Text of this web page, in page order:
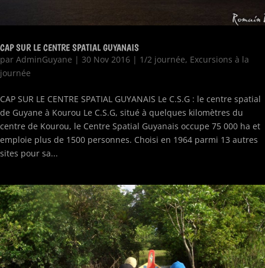
CAP SUR LE CENTRE SPATIAL GUYANAIS
par AdminGuyane | 30 Nov 2016 | 1/2 journée, Excursions à la
journée
CAP SUR LE CENTRE SPATIAL GUYANAIS Le C.S.G : le centre spatial
de Guyane à Kourou Le C.S.G, situé à quelques kilomètres du
centre de Kourou, le Centre Spatial Guyanais occupe 75 000 ha et
emploie plus de 1500 personnes. Choisi en 1964 parmi 13 autres
sites pour sa...